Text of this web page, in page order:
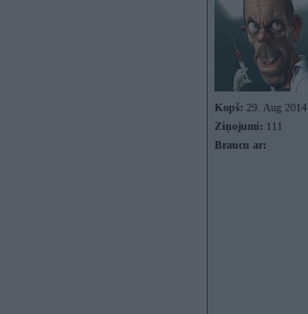
Kopš: 29. Aug 2014
Ziņojumi: 111
Braucu ar: